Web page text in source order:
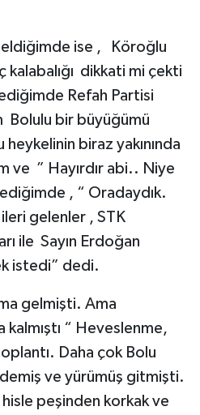
ise , Köroğlu
kalabalığı dikkati mi çekti
Refah Partisi
Bolulu bir büyüğümü
biraz yakınında
ve ” Hayırdır abi.. Niye
, “ Oradaydık.
gelenler , STK
ile Sayın Erdoğan
istedi” dedi.
gelmişti. Ama
kalmıştı “ Heveslenme,
Daha çok Bolu
ve yürümüş gitmişti.
peşinden korkak ve